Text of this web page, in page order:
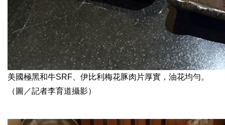
美國極黑和牛SRF、伊比利梅花豚肉片厚實，油花均勻。
（圖／記者李育道攝影）